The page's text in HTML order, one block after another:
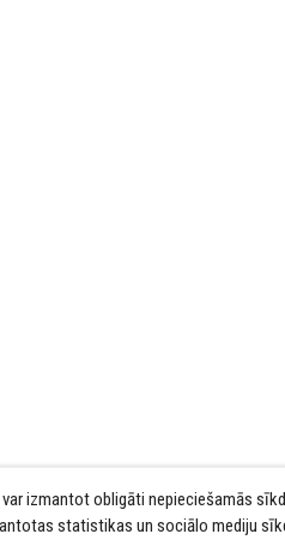
izmantot obligāti nepieciešamās
statistikas un sociālo mediju